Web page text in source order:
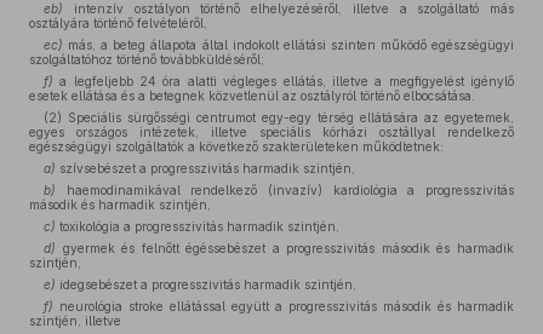
eb) intenzív osztályon történő elhelyezéséről, illetve a szolgáltató más
osztályára történő felvételéről,
ec) más, a beteg állapota által indokolt ellátási szinten működő egészségügyi
szolgáltatóhoz történő továbbküldéséről;
f) a legfeljebb 24 óra alatti végleges ellátás, illetve a megfigyelést igénylő
esetek ellátása és a betegnek közvetlenül az osztályról történő elbocsátása.
(2) Speciális sürgősségi centrumot egy-egy térség ellátására az egyetemek,
egyes országos intézetek, illetve speciális kórházi osztállyal rendelkező
egészségügyi szolgáltatók a következő szakterületeken működtetnek:
a) szívsebészet a progresszivitás harmadik szintjén,
b) haemodinamikával rendelkező (invazív) kardiológia a progresszivitás
második és harmadik szintjén,
c) toxikológia a progresszivitás harmadik szintjén,
d) gyermek és felnőtt égéssebészet a progresszivitás második és harmadik
szintjén,
e) idegsebészet a progresszivitás harmadik szintjén,
f) neurológia stroke ellátással együtt a progresszivitás második és harmadik
szintjén, illetve